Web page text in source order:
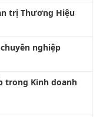
nghiệp
trong Kinh doanh
hàng